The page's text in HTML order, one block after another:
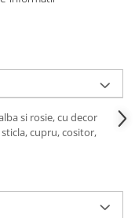
si rosie, cu decor
cupru, cositor,